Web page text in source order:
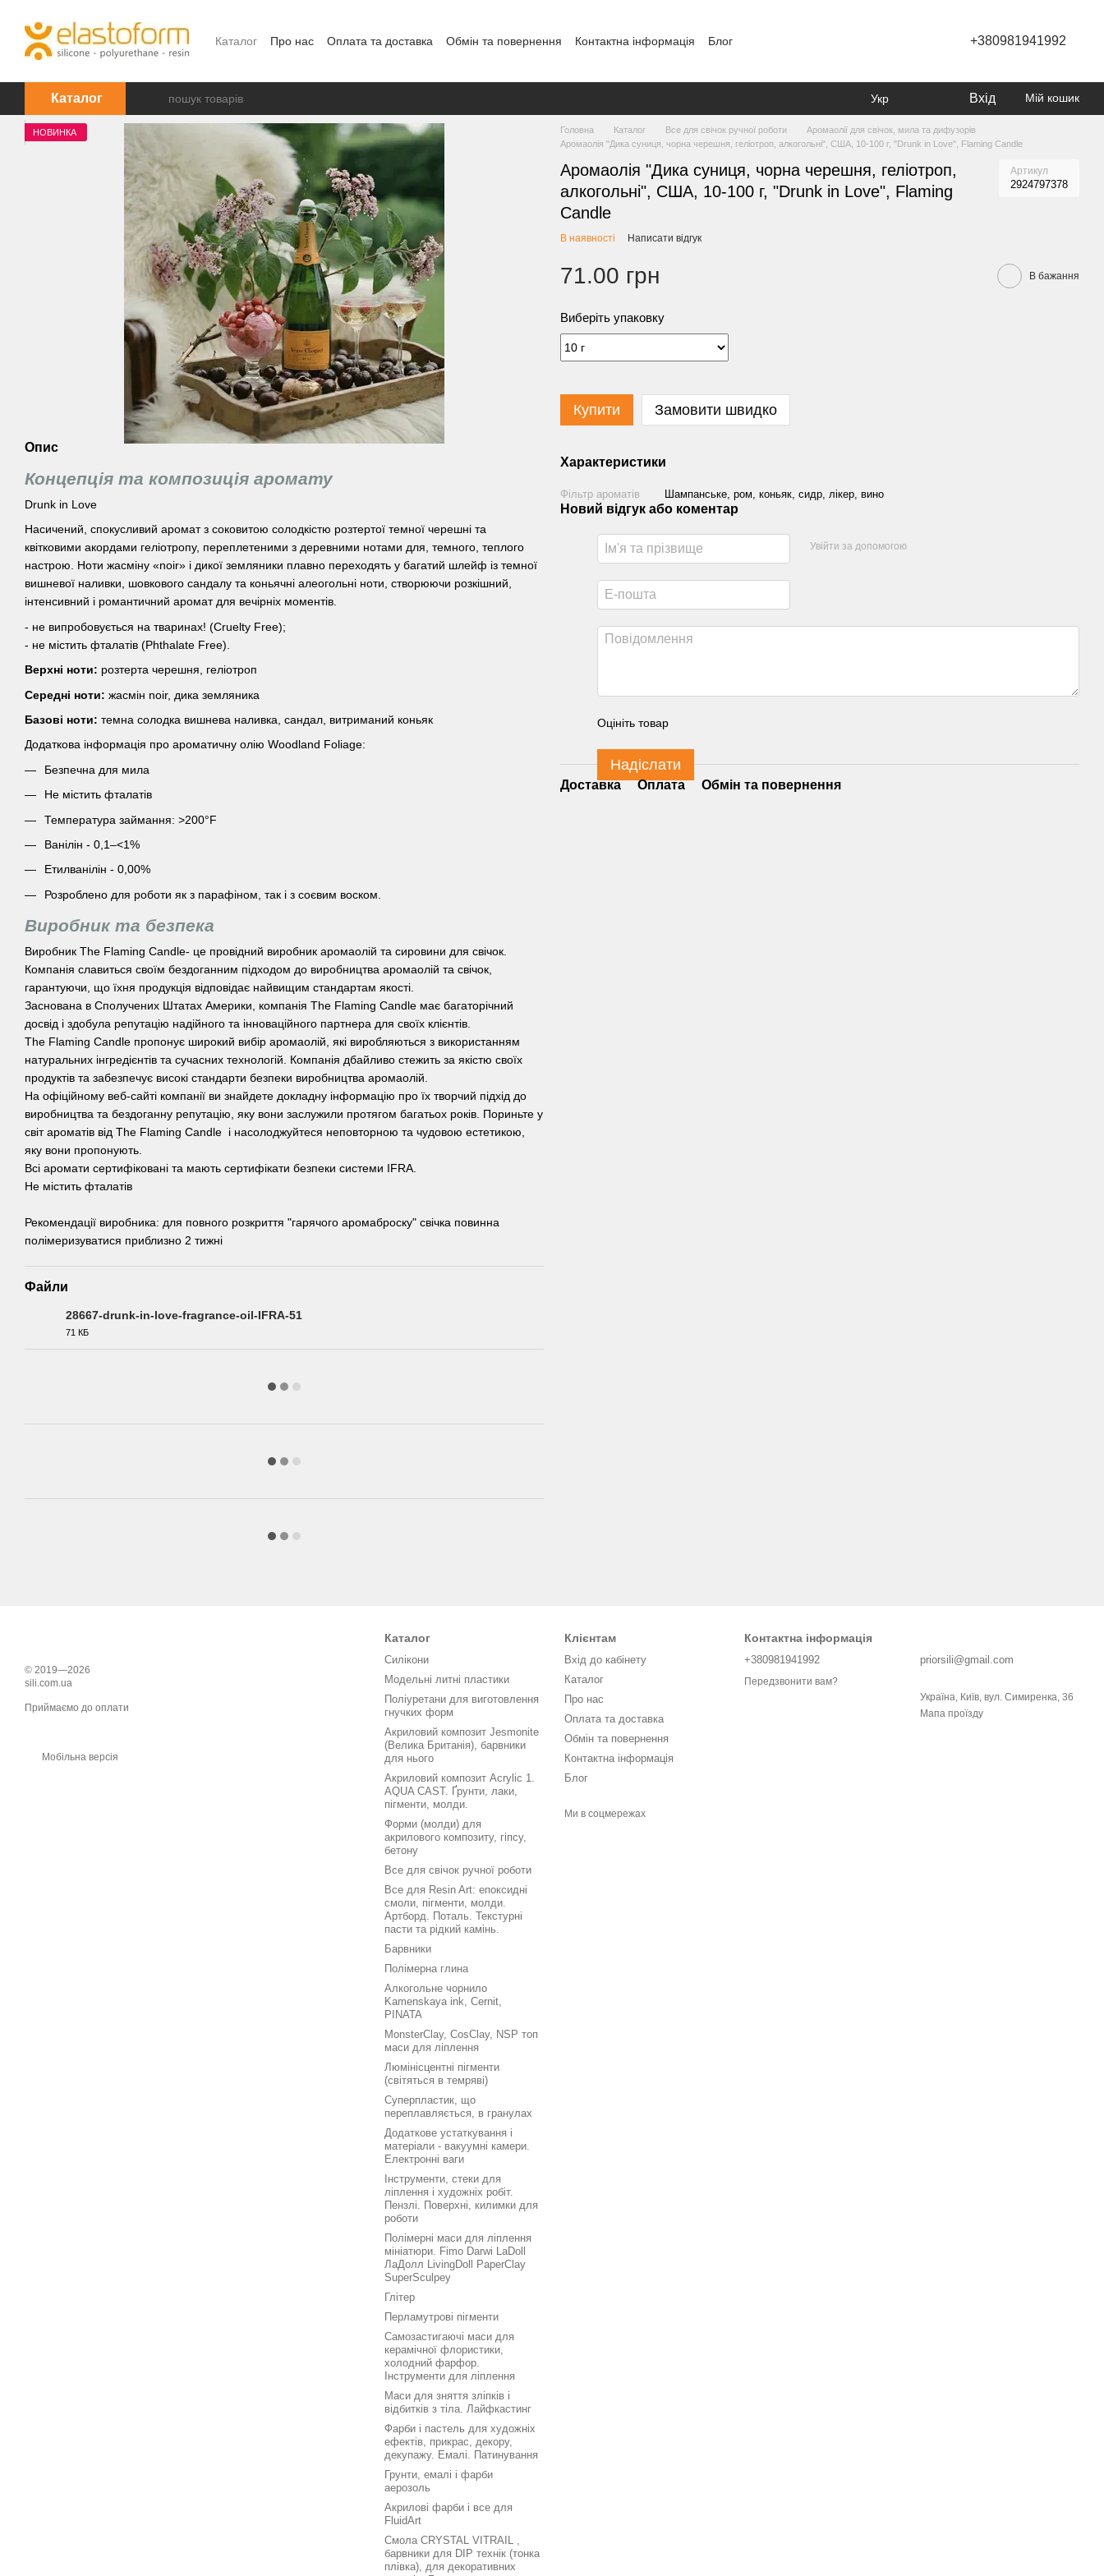
Каталог Про нас Оплата та доставка Обмін та повернення Контактна інформація Блог +380981941992
Каталог Укр Вхід Мій кошик
НОВИНКА
Опис
Концепція та композиція аромату
Drunk in Love
Насичений, спокусливий аромат з соковитою солодкістю розтертої темної черешні та
квітковими акордами геліотропу, переплетеними з деревними нотами для, темного, теплого
настрою. Ноти жасміну «noir» і дикої земляники плавно переходять у багатий шлейф із темної
вишневої наливки, шовкового сандалу та коньячні алеогольні ноти, створюючи розкішний,
інтенсивний і романтичний аромат для вечірніх моментів.
- не випробовується на тваринах! (Cruelty Free);
- не містить фталатів (Phthalate Free).
Верхні ноти: розтерта черешня, геліотроп
Середні ноти: жасмін noir, дика земляника
Базові ноти: темна солодка вишнева наливка, сандал, витриманий коньяк
Додаткова інформація про ароматичну олію Woodland Foliage:
Безпечна для мила
Не містить фталатів
Температура займання: >200°F
Ванілін - 0,1–<1%
Етилванілін - 0,00%
Розроблено для роботи як з парафіном, так і з соєвим воском.
Виробник та безпека
Виробник The Flaming Candle- це провідний виробник аромаолій та сировини для свічок.
Компанія славиться своїм бездоганним підходом до виробництва аромаолій та свічок,
гарантуючи, що їхня продукція відповідає найвищим стандартам якості.
Заснована в Сполучених Штатах Америки, компанія The Flaming Candle має багаторічний
досвід і здобула репутацію надійного та інноваційного партнера для своїх клієнтів.
The Flaming Candle пропонує широкий вибір аромаолій, які виробляються з використанням
натуральних інгредієнтів та сучасних технологій. Компанія дбайливо стежить за якістю своїх
продуктів та забезпечує високі стандарти безпеки виробництва аромаолій.
На офіційному веб-сайті компанії ви знайдете докладну інформацію про їх творчий підхід до
виробництва та бездоганну репутацію, яку вони заслужили протягом багатьох років. Пориньте у
світ ароматів від The Flaming Candle і насолоджуйтеся неповторною та чудовою естетикою,
яку вони пропонують.
Всі аромати сертифіковані та мають сертифікати безпеки системи IFRA.
Не містить фталатів
Рекомендації виробника: для повного розкриття "гарячого аромаброску" свічка повинна
полімеризуватися приблизно 2 тижні
Файли
28667-drunk-in-love-fragrance-oil-IFRA-51
71 КБ
Головна Каталог Все для свічок ручної роботи
Аромаолії для свічок, мила та дифузорів
Аромаолія "Дика суниця, чорна черешня, геліотроп, алкогольні", США, 10-100 г, "Drunk in Love", Flaming Candle
Аромаолія "Дика суниця, чорна черешня, геліотроп,
алкогольні", США, 10-100 г, "Drunk in Love", Flaming
Candle
Артикул
2924797378
В наявності Написати відгук
71.00 грн В бажання
Виберіть упаковку
Купити Замовити швидко
Характеристики
Фільтр ароматів Шампанське, ром, коньяк, сидр, лікер, вино
Новий відгук або коментар
Увійти за допомогою
Оцініть товар
Надіслати
Доставка Оплата Обмін та повернення
© 2019—2026
sili.com.ua
Приймаємо до оплати
Мобільна версія
Каталог
Силікони
Модельні литні пластики
Поліуретани для виготовлення
гнучких форм
Акриловий композит Jesmonite
(Велика Британія), барвники
для нього
Акриловий композит Acrylic 1.
AQUA CAST. Ґрунти, лаки,
пігменти, молди.
Форми (молди) для
акрилового композиту, гіпсу,
бетону
Все для свічок ручної роботи
Все для Resin Art: епоксидні
смоли, пігменти, молди.
Артборд. Поталь. Текстурні
пасти та рідкий камінь.
Барвники
Полімерна глина
Алкогольне чорнило
Kamenskaya ink, Cernit,
PINATA
MonsterClay, CosClay, NSP топ
маси для ліплення
Люмінісцентні пігменти
(світяться в темряві)
Суперпластик, що
переплавляється, в гранулах
Додаткове устаткування і
матеріали - вакуумні камери.
Електронні ваги
Інструменти, стеки для
ліплення і художніх робіт.
Пензлі. Поверхні, килимки для
роботи
Полімерні маси для ліплення
мініатюри. Fimo Darwi LaDoll
ЛаДолл LivingDoll PaperClay
SuperSculpey
Глітер
Перламутрові пігменти
Самозастигаючі маси для
керамічної флористики,
холодний фарфор.
Інструменти для ліплення
Маси для зняття зліпків і
відбитків з тіла. Лайфкастинг
Фарби і пастель для художніх
ефектів, прикрас, декору,
декупажу. Емалі. Патинування
Грунти, емалі і фарби
аерозоль
Акрилові фарби і все для
FluidArt
Смола CRYSTAL VITRAIL ,
барвники для DIP технік (тонка
плівка), для декоративних
Клієнтам
Вхід до кабінету
Каталог
Про нас
Оплата та доставка
Обмін та повернення
Контактна інформація
Блог
Ми в соцмережах
Контактна інформація
+380981941992
Передзвонити вам?
priorsili@gmail.com
Україна, Київ, вул. Симиренка, 36
Мапа проїзду